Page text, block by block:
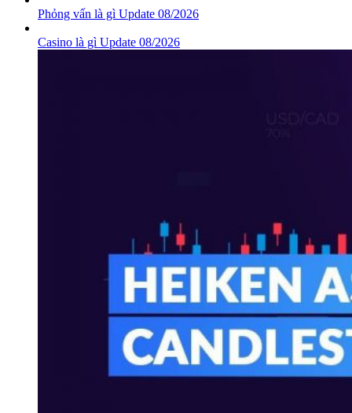
Phỏng vấn là gì Update 08/2026
Casino là gì Update 08/2026